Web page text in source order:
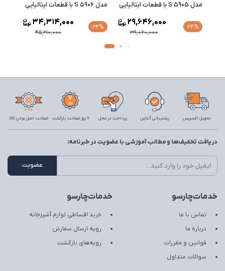
مدل S 5905 با قطعات ایتالیایی
24%
39,060,000
29,646,000
مدل S 5906 با قطعات ایتالیایی
24%
45,210,000
34,314,000
تحویل اکسپرس پشتیبانی آنلاین پرداخت در محل 7 روز ضمانت بازگشت ضمانت اصل بودن کالا
خدمات‌چارسو
تماس با ما
درباره ما
قوانین و مقررات
سوالات متداول
خدمات‌چارسو
خرید اقساطی لوازم آشپزخانه
رویه ارسال سفارش
رویه‌های بازگشت
دریافت تخفیف‌ها و مطالب آموزشی با عضویت در خبرنامه: